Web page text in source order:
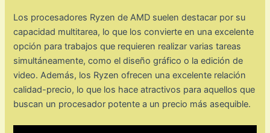
Los procesadores Ryzen de AMD suelen destacar por su
capacidad multitarea, lo que los convierte en una excelente
opción para trabajos que requieren realizar varias tareas
simultáneamente, como el diseño gráfico o la edición de
video. Además, los Ryzen ofrecen una excelente relación
calidad-precio, lo que los hace atractivos para aquellos que
buscan un procesador potente a un precio más asequible.